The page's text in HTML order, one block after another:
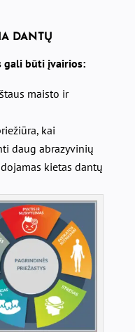
DANTŲ
gali būti įvairios:
maisto ir
kai
daug abrazyvinių
kietas dantų